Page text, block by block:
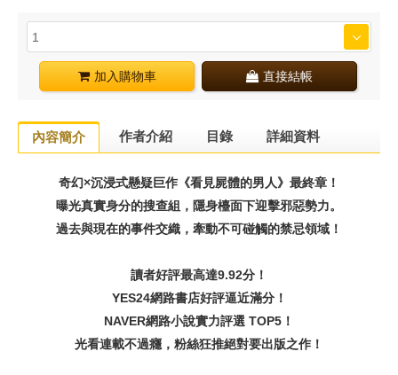
加入購物車 直接結帳
內容簡介 作者介紹 目錄 詳細資料
奇幻×沉浸式懸疑巨作《看見屍體的男人》最終章！
曝光真實身分的搜查組，隱身檯面下迎擊邪惡勢力。
過去與現在的事件交織，牽動不可碰觸的禁忌領域！
讀者好評最高達9.92分！
YES24網路書店好評逼近滿分！
NAVER網路小說實力評選 TOP5！
光看連載不過癮，粉絲狂推絕對要出版之作！